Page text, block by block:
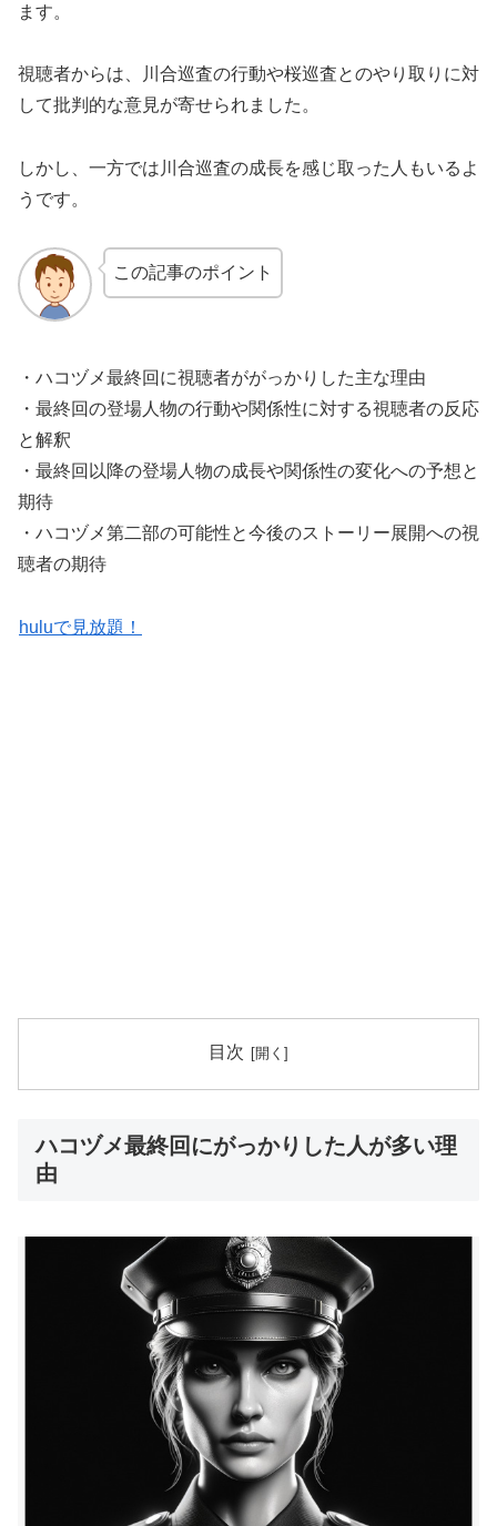
ます。
視聴者からは、川合巡査の行動や桜巡査とのやり取りに対
して批判的な意見が寄せられました。
しかし、一方では川合巡査の成長を感じ取った人もいるよ
うです。
この記事のポイント
・ハコヅメ最終回に視聴者ががっかりした主な理由
・最終回の登場人物の行動や関係性に対する視聴者の反応
と解釈
・最終回以降の登場人物の成長や関係性の変化への予想と
期待
・ハコヅメ第二部の可能性と今後のストーリー展開への視
聴者の期待
huluで見放題！
目次
ハコヅメ最終回にがっかりした人が多い理
由